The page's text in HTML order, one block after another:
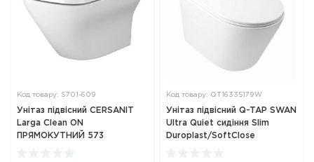
Код товару: S701-609
Унітаз підвісний CERSANIT
Larga Clean ON
ПРЯМОКУТНИЙ 573
Код товару: QT16335179W
Унітаз підвісний Q-TAP SWAN
Ultra Quiet сидіння Slim
Duroplast/SoftClose